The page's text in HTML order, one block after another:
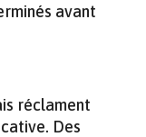
avant
réclament
Des